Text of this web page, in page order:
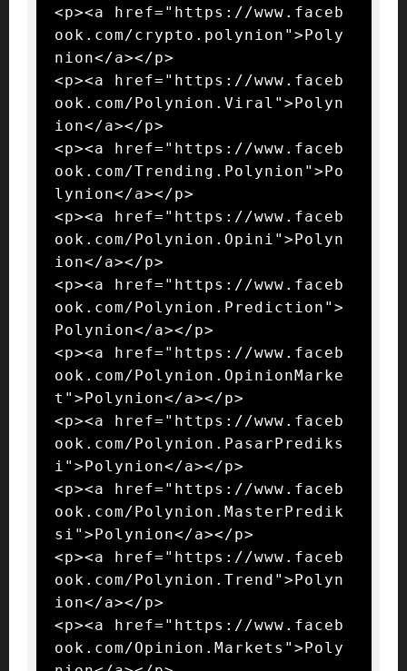
<p><a href="https://www.faceb
ook.com/crypto.polynion">Poly
nion</a></p>
<p><a href="https://www.faceb
ook.com/Polynion.Viral">Polyn
ion</a></p>
<p><a href="https://www.faceb
ook.com/Trending.Polynion">Po
lynion</a></p>
<p><a href="https://www.faceb
ook.com/Polynion.Opini">Polyn
ion</a></p>
<p><a href="https://www.faceb
ook.com/Polynion.Prediction">
Polynion</a></p>
<p><a href="https://www.faceb
ook.com/Polynion.OpinionMarke
t">Polynion</a></p>
<p><a href="https://www.faceb
ook.com/Polynion.PasarPrediks
i">Polynion</a></p>
<p><a href="https://www.faceb
ook.com/Polynion.MasterPredik
si">Polynion</a></p>
<p><a href="https://www.faceb
ook.com/Polynion.Trend">Polyn
ion</a></p>
<p><a href="https://www.faceb
ook.com/Opinion.Markets">Poly